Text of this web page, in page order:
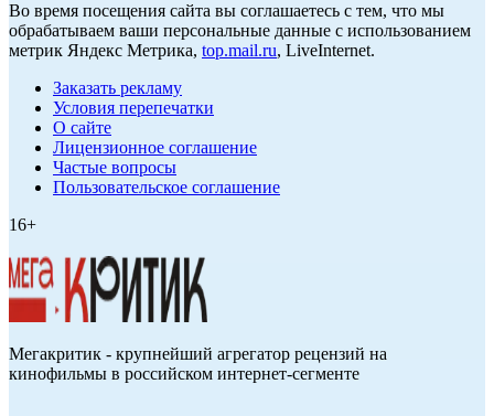
Во время посещения сайта вы соглашаетесь с тем, что мы
обрабатываем ваши персональные данные с использованием
метрик Яндекс Метрика, top.mail.ru, LiveInternet.
Заказать рекламу
Условия перепечатки
О сайте
Лицензионное соглашение
Частые вопросы
Пользовательское соглашение
16+
Мегакритик - крупнейший агрегатор рецензий на
кинофильмы в российском интернет-сегменте